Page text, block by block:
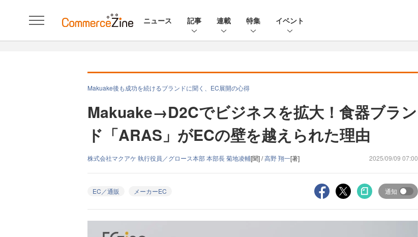
ニュース 記事 連載 特集 イベント
Makuake後も成功を続けるブランドに聞く、EC展開の心得
Makuake→D2Cでビジネスを拡大！食器ブラン
ド「ARAS」がECの壁を越えられた理由
株式会社マクアケ 執行役員／グロース本部 本部長 菊地凌輔[聞] /高野 翔一[著] 2025/09/09 07:00
EC／通販 メーカーEC 通知